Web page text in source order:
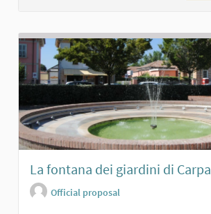
La fontana dei giardini di
Official proposal